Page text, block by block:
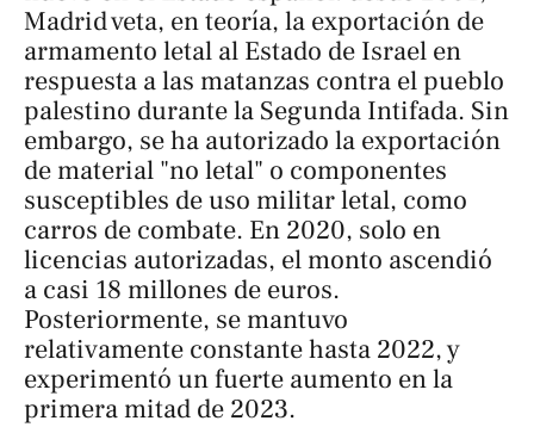
Madrid veta, en teoría, la exportación de
armamento letal al Estado de Israel en
respuesta a las matanzas contra el pueblo
palestino durante la Segunda Intifada. Sin
embargo, se ha autorizado la exportación
de material "no letal" o componentes
susceptibles de uso militar letal, como
carros de combate. En 2020, solo en
licencias autorizadas, el monto ascendió
a casi 18 millones de euros.
Posteriormente, se mantuvo
relativamente constante hasta 2022, y
experimentó un fuerte aumento en la
primera mitad de 2023.